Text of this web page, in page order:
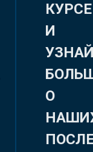
КУРСЕ
И
О